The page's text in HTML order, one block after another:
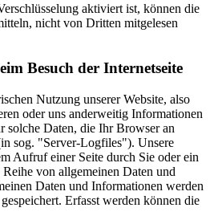
aktiviert ist, können die
nicht von Dritten mitgelesen
Besuch der Internetseite
Nutzung unserer Website, also
oder uns anderweitig Informationen
solche Daten, die Ihr Browser an
sog. "Server-Logfiles"). Unsere
Aufruf einer Seite durch Sie oder ein
Reihe von allgemeinen Daten und
Daten und Informationen werden
Erfasst werden können die